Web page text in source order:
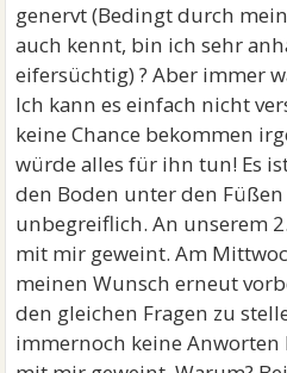
genervt (Bedingt durch
auch kennt, bin ich sehr
eifersüchtig) ? Aber immer
Ich kann es einfach nicht
keine Chance bekommen
würde alles für ihn tun! Es
den Boden unter den
unbegreiflich. An unserem
mit mir geweint. Am
meinen Wunsch erneut
den gleichen Fragen zu
immernoch keine